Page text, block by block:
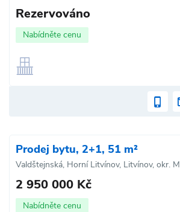
Rezervováno
Nabídněte cenu
Prodej bytu, 2+1, 51 m²
Valdštejnská, Horní Litvínov, Litvínov, okr.
2 950 000 Kč
Nabídněte cenu